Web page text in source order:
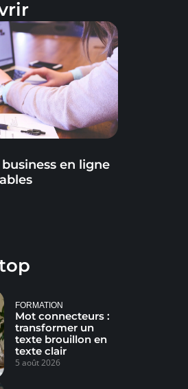
en ligne
FORMATION
Mot connecteurs :
transformer un
texte brouillon en
texte clair
5 août 2026